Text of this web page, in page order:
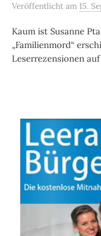
Veröffentlicht am 15.
Kaum ist Susanne
„Familienmord“
Leserrezensionen